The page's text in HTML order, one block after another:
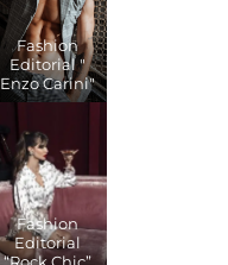
Fashion
Editorial "
Enzo Carini"
Fashion
Editorial
“Rock Chic”